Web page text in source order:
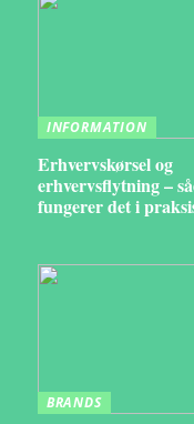
INFORMATION
Erhvervskørsel og
erhvervsflytning –
fungerer det i
BRANDS